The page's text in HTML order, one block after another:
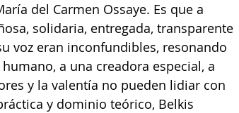
del Carmen Ossaye. Es que a
solidaria, entregada, transparente
voz eran inconfundibles, resonando
a una creadora especial, a
y la valentía no pueden lidiar con
y dominio teórico, Belkis